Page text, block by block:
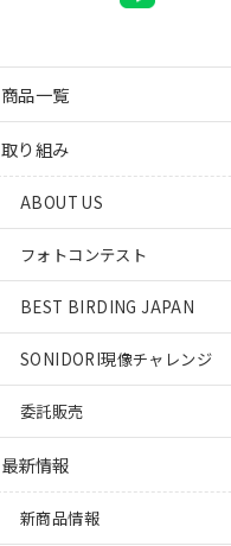
商品一覧
取り組み
ABOUT US
フォトコンテスト
BEST BIRDING JAPAN
SONIDORI現像チャレンジ
委託販売
最新情報
新商品情報